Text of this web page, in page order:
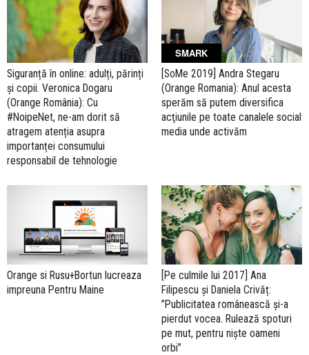
Siguranță în online: adulți, părinți
și copii. Veronica Dogaru
(Orange România): Cu
#NoipeNet, ne-am dorit să
atragem atenția asupra
importanței consumului
responsabil de tehnologie
SMARK
[SoMe 2019] Andra Stegaru
(Orange Romania): Anul acesta
sperăm să putem diversifica
acţiunile pe toate canalele social
media unde activăm
Orange si Rusu+Bortun lucreaza
impreuna Pentru Maine
[Pe culmile lui 2017] Ana
Filipescu și Daniela Crivăț:
”Publicitatea românească și-a
pierdut vocea. Rulează spoturi
pe mut, pentru niște oameni
orbi”